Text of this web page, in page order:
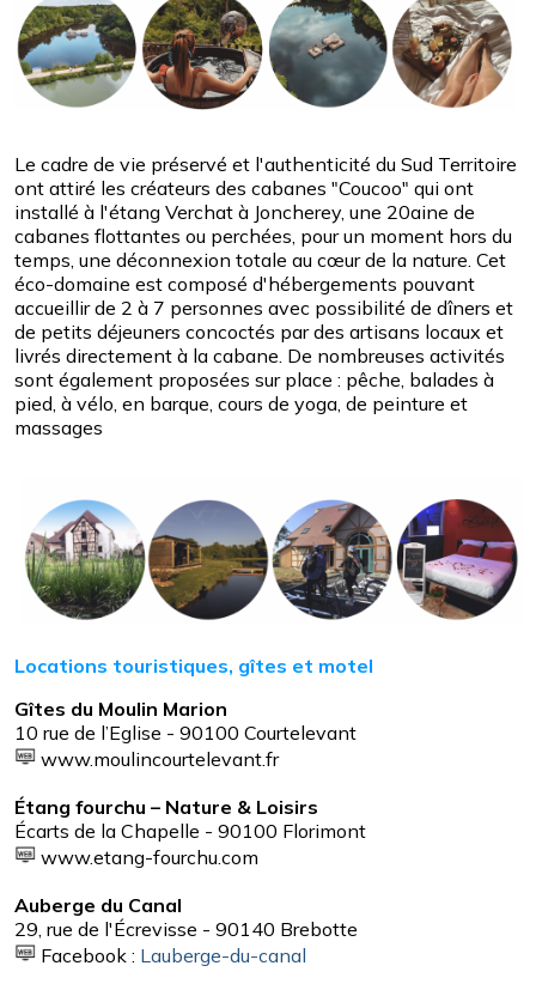
Le cadre de vie préservé et l'authenticité du Sud Territoire
ont attiré les créateurs des cabanes "Coucoo" qui ont
installé à l'étang Verchat à Joncherey, une 20aine de
cabanes flottantes ou perchées, pour un moment hors du
temps, une déconnexion totale au cœur de la nature. Cet
éco-domaine est composé d'hébergements pouvant
accueillir de 2 à 7 personnes avec possibilité de dîners et
de petits déjeuners concoctés par des artisans locaux et
livrés directement à la cabane. De nombreuses activités
sont également proposées sur place : pêche, balades à
pied, à vélo, en barque, cours de yoga, de peinture et
massages
Locations touristiques, gîtes et motel
Gîtes du Moulin Marion
10 rue de l’Eglise - 90100 Courtelevant
www.moulincourtelevant.fr
Étang fourchu – Nature & Loisirs
Écarts de la Chapelle - 90100 Florimont
www.etang-fourchu.com
Auberge du Canal
29, rue de l'Écrevisse - 90140 Brebotte
Facebook : Lauberge-du-canal